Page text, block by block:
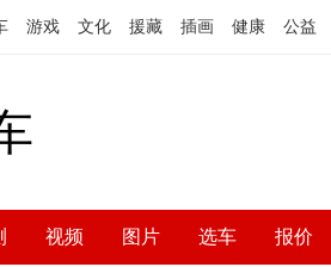
游戏 文化 援藏 插画 健康 公益
视频 图片 选车 报价